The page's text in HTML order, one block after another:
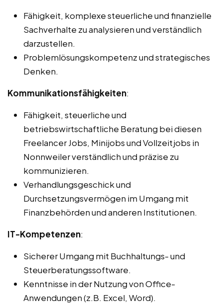
Fähigkeit, komplexe steuerliche und finanzielle
Sachverhalte zu analysieren und verständlich
darzustellen.
Problemlösungskompetenz und strategisches
Denken.
Kommunikationsfähigkeiten:
Fähigkeit, steuerliche und
betriebswirtschaftliche Beratung bei diesen
Freelancer Jobs, Minijobs und Vollzeitjobs in
Nonnweiler verständlich und präzise zu
kommunizieren.
Verhandlungsgeschick und
Durchsetzungsvermögen im Umgang mit
Finanzbehörden und anderen Institutionen.
IT-Kompetenzen:
Sicherer Umgang mit Buchhaltungs- und
Steuerberatungssoftware.
Kenntnisse in der Nutzung von Office-
Anwendungen (z.B. Excel, Word).